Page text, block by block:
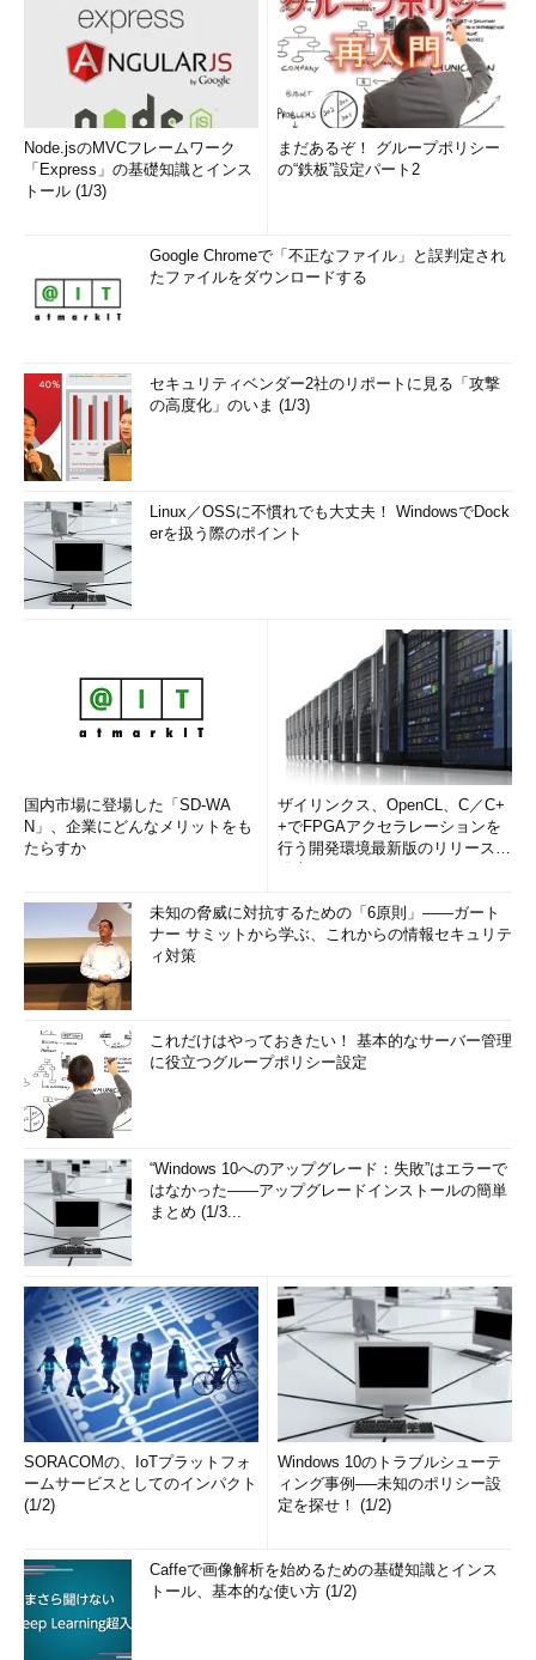
Node.jsのMVCフレームワーク
「Express」の基礎知識とインス
トール (1/3)
まだあるぞ！ グループポリシー
の“鉄板”設定パート2
Google Chromeで「不正なファイル」と誤判定され
たファイルをダウンロードする
セキュリティベンダー2社のリポートに見る「攻撃
の高度化」のいま (1/3)
Linux／OSSに不慣れでも大丈夫！ WindowsでDock
erを扱う際のポイント
国内市場に登場した「SD-WA
N」、企業にどんなメリットをも
たらすか
ザイリンクス、OpenCL、C／C+
+でFPGAアクセラレーションを
行う開発環境最新版のリリースを
未知の脅威に対抗するための「6原則」――ガート
ナー サミットから学ぶ、これからの情報セキュリテ
ィ対策
これだけはやっておきたい！ 基本的なサーバー管理
に役立つグループポリシー設定
“Windows 10へのアップグレード：失敗”はエラーで
はなかった――アップグレードインストールの簡単
まとめ (1/3...
SORACOMの、IoTプラットフォ
ームサービスとしてのインパクト
(1/2)
Windows 10のトラブルシューテ
ィング事例──未知のポリシー設
定を探せ！ (1/2)
Caffeで画像解析を始めるための基礎知識とインス
トール、基本的な使い方 (1/2)